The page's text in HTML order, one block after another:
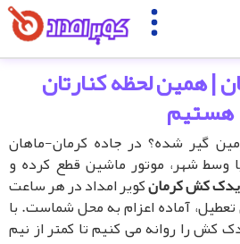
همین لحظه کنارتان
هستیم
شده؟ در جاده کرمان-ماهان
شهر، موتور ماشین قطع کرده و
کش کرمانکویر امداد در هر ساعت
آماده اعزام به محل شماست. با
روانه می کنیم تا کمتر از نیم